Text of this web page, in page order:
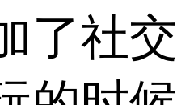
了社交